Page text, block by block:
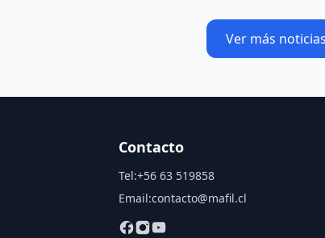
Ver más noticias
Contacto
Tel:+56 63 519858
Email:contacto@mafil.cl